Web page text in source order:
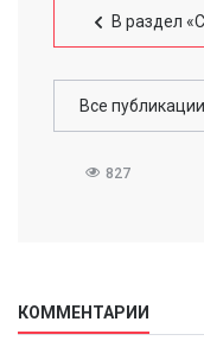
В раздел
Все
827
КОММЕНТАРИИ